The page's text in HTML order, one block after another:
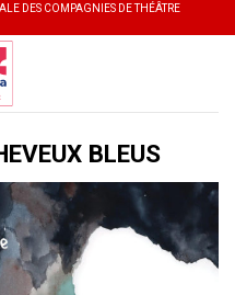
DES COMPAGNIES DE THÉÂTRE
BLEUS